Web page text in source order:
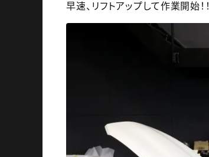
早速、リフトアップして作業開始！！